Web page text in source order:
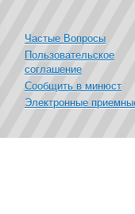
Частые Вопросы
Пользовательское
соглашение
Сообщить в минюст
Электронные